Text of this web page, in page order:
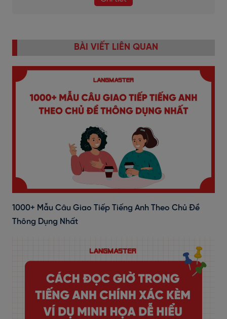
BÀI VIẾT LIÊN QUAN
1000+ Mẫu Câu Giao Tiếp Tiếng Anh Theo Chủ Đề
Thông Dụng Nhất